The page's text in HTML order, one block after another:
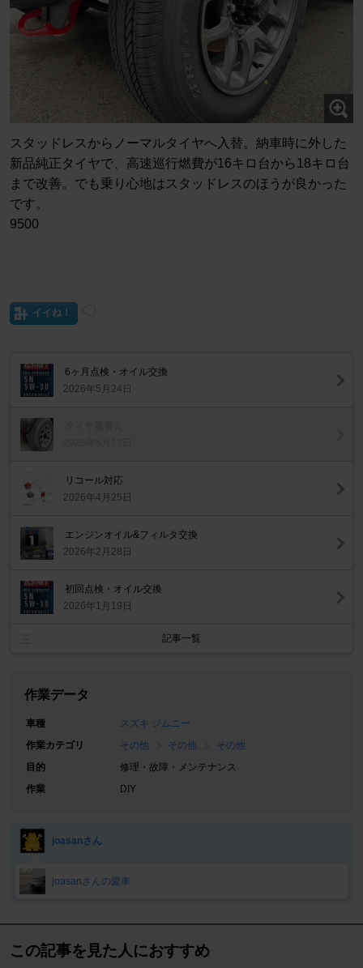
スタッドレスからノーマルタイヤへ入替。納車時に外した
新品純正タイヤで、高速巡行燃費が16キロ台から18キロ台
まで改善。でも乗り心地はスタッドレスのほうが良かった
です。
9500
イイね！
6ヶ月点検・オイル交換
2026年5月24日
リコール対応
2026年4月25日
エンジンオイル&フィルタ交換
2026年2月28日
初回点検・オイル交換
2026年1月19日
記事一覧
作業データ
車種
スズキ ジムニー
作業カテゴリ
その他 その他
その他
目的
修理・故障・メンテナンス
作業
DIY
joasanさん
joasanさんの愛車
この記事を見た人におすすめ